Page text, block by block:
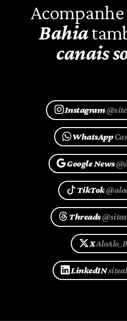
Bahia
canais
Instagram
WhatsApp
Google News
TikTok
Threads
X
LinkedIN